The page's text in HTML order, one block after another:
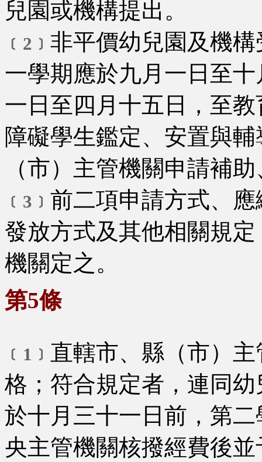
兒園或機構提出。
﹝2﹞ 非平價幼兒園及機
一學期應於九月一日至
一日至四月十五日，至
障礙學生鑑定、安置與
（市）主管機關申請補
﹝3﹞ 前二項申請方式、
發放方式及其他相關規
機關定之。
第5條
﹝1﹞ 直轄市、縣（市）
格；符合規定者，連同
於十月三十一日前，第
央主管機關核撥經費後